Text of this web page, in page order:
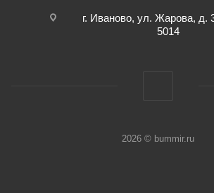
г. Иваново, ул. Жарова, д.
5014
2026 © bummir.ru